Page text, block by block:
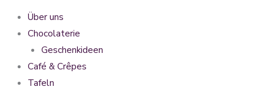
Über uns
Chocolaterie
Geschenkideen
Café & Crêpes
Tafeln